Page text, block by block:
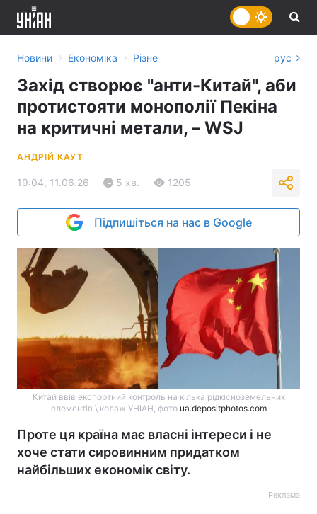
Новини › Економіка › Різне рус
Захід створює "анти-Китай", аби
протистояти монополії Пекіна
на критичні метали, – WSJ
АНДРІЙ КАУТ
19:04, 11.06.26 5 хв. 1205
Підпишіться на нас в Google
Китай ввів експортний контроль на кілька рідкісноземельних
елементів \ колаж УНІАН, фото ua.depositphotos.com
Проте ця країна має власні інтереси і не
хоче стати сировинним придатком
найбільших економік світу.
Реклама